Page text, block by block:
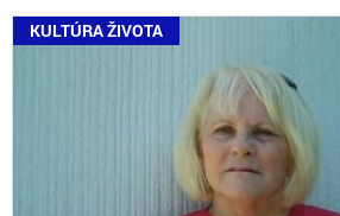
KULTÚRA ŽIVOTA